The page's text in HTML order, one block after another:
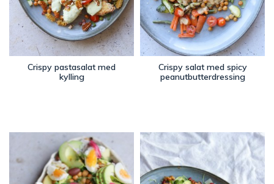
Crispy pastasalat med
kylling
Crispy salat med spicy
peanutbutterdressing